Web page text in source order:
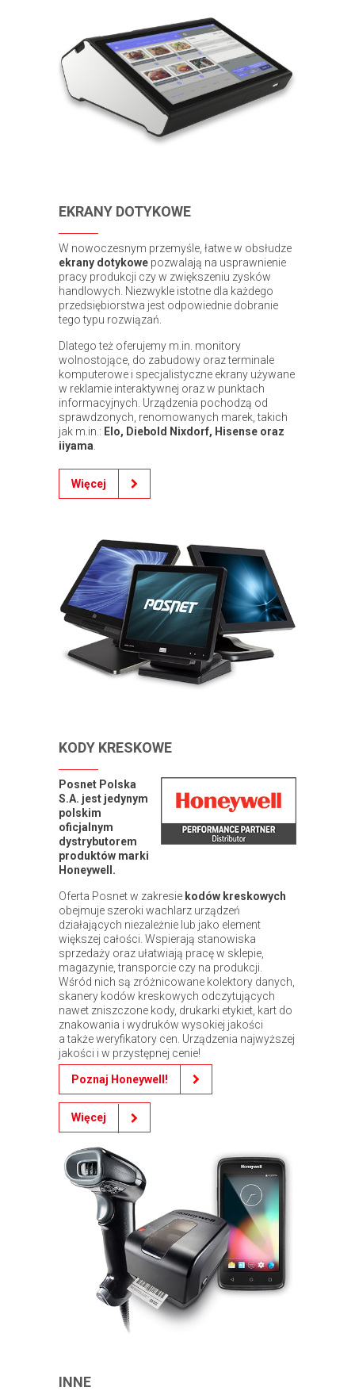
EKRANY DOTYKOWE
W nowoczesnym przemyśle, łatwe w obsłudze
ekrany dotykowe pozwalają na usprawnienie
pracy produkcji czy w zwiększeniu zysków
handlowych. Niezwykle istotne dla każdego
przedsiębiorstwa jest odpowiednie dobranie
tego typu rozwiązań.
Dlatego też oferujemy m.in. monitory
wolnostojące, do zabudowy oraz terminale
komputerowe i specjalistyczne ekrany używane
w reklamie interaktywnej oraz w punktach
informacyjnych. Urządzenia pochodzą od
sprawdzonych, renomowanych marek, takich
jak m.in.: Elo, Diebold Nixdorf, Hisense oraz
iiyama
Więcej
KODY KRESKOWE
Posnet Polska
S.A. jest jedynym
polskim
oficjalnym
dystrybutorem
produktów marki
Honeywell.
Oferta Posnet w zakresie kodów kreskowych
obejmuje szeroki wachlarz urządzeń
działających niezależnie lub jako element
większej całości. Wspierają stanowiska
sprzedaży oraz ułatwiają pracę w sklepie,
magazynie, transporcie czy na produkcji.
Wśród nich są zróżnicowane kolektory danych,
skanery kodów kreskowych odczytujących
nawet zniszczone kody, drukarki etykiet, kart do
znakowania i wydruków wysokiej jakości
a także weryfikatory cen. Urządzenia najwyższej
jakości i w przystępnej cenie!
Poznaj Honeywell!
Więcej
INNE